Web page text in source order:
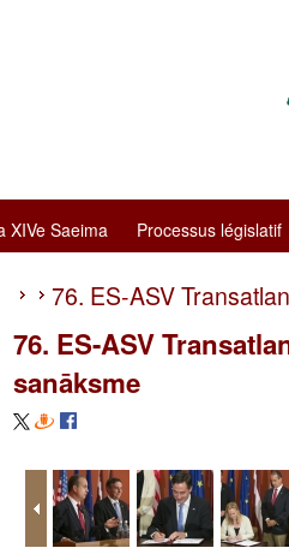
XIVe Saeima Processus législatif
76. ES-ASV
76. ES-ASV
sanāksme